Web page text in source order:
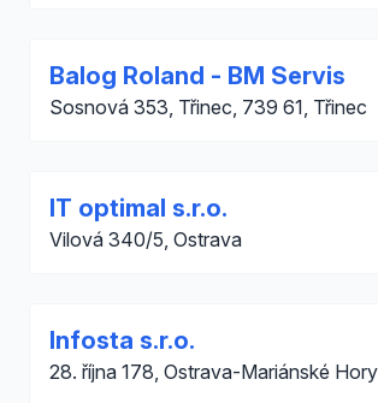
Balog Roland - BM Servis
Sosnová 353, Třinec, 739 61, Třinec
IT optimal s.r.o.
Vilová 340/5, Ostrava
Infosta s.r.o.
28. října 178, Ostrava-Mariánské Hory